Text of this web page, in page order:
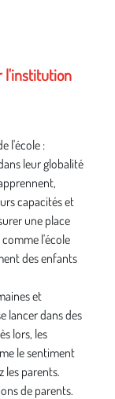
l'institution
l'école :
leur globalité
capacités et
une place
l'école
des enfants
et
lancer dans des
lors, les
le sentiment
parents.
de parents.